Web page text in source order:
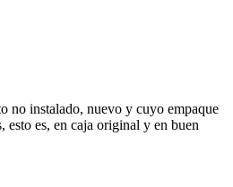
no instalado, nuevo y cuyo empaque
esto es, en caja original y en buen